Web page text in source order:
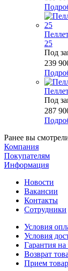
25
Под
239
Под
287
Ранее вы
Компания
Покупателям
Информация
Новости
Вакансии
Контакты
Сотрудники
Условия
Условия
Гарантия на
Возврат
Прием